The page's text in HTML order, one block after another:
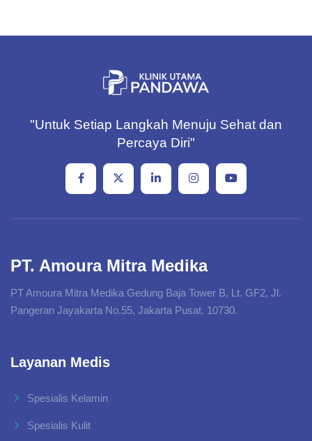
"Untuk Setiap Langkah Menuju Sehat dan
Percaya Diri"
PT. Amoura Mitra Medika
PT Amoura Mitra Medika Gedung Baja Tower B, Lt. GF2, Jl.
Pangeran Jayakarta No.55, Jakarta Pusat. 10730.
Layanan Medis
Spesialis Kelamin
Spesialis Kulit